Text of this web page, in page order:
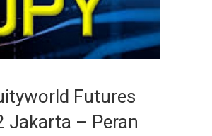
Futures
Jakarta – Peran